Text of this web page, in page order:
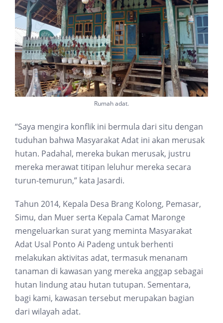
Rumah adat.
“Saya mengira konflik ini bermula dari situ dengan
tuduhan bahwa Masyarakat Adat ini akan merusak
hutan. Padahal, mereka bukan merusak, justru
mereka merawat titipan leluhur mereka secara
turun-temurun,” kata Jasardi.
Tahun 2014, Kepala Desa Brang Kolong, Pemasar,
Simu, dan Muer serta Kepala Camat Maronge
mengeluarkan surat yang meminta Masyarakat
Adat Usal Ponto Ai Padeng untuk berhenti
melakukan aktivitas adat, termasuk menanam
tanaman di kawasan yang mereka anggap sebagai
hutan lindung atau hutan tutupan. Sementara,
bagi kami, kawasan tersebut merupakan bagian
dari wilayah adat.